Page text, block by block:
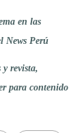
en las
News Perú
revista,
para contenido